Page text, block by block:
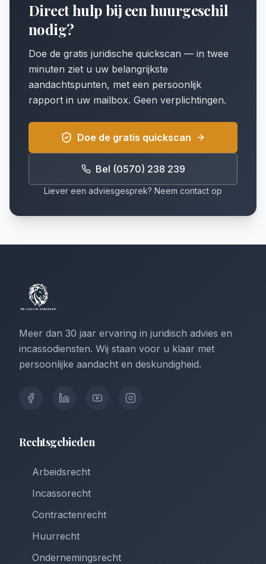
Direct hulp bij een huurgeschil
nodig?
Doe de gratis juridische quickscan — in twee
minuten ziet u uw belangrijkste
aandachtspunten, met een persoonlijk
rapport in uw mailbox. Geen verplichtingen.
Doe de gratis quickscan
Bel (0570) 238 239
Liever een adviesgesprek? Neem contact op
Meer dan 30 jaar ervaring in juridisch advies en
incassodiensten. Wij staan voor u klaar met
persoonlijke aandacht en deskundigheid.
Rechtsgebieden
Arbeidsrecht
Incassorecht
Contractenrecht
Huurrecht
Ondernemingsrecht